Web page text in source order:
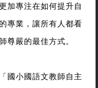
加專注在如何提升自
專業，讓所有人都看
尊嚴的最佳方式。
國小國語文教師自主